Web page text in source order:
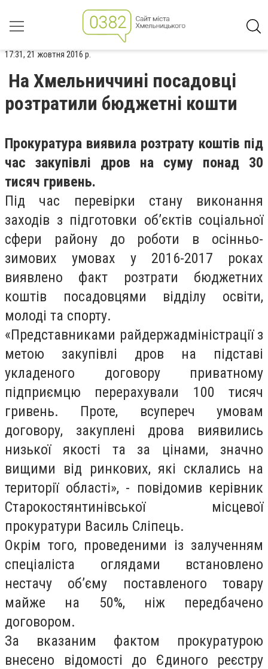
17:31, 21 жовтня 2016 р.
На Хмельниччині посадовці
розтратили бюджетні кошти
Прокуратура виявила розтрату коштів під
час закупівлі дров на суму понад 30
тисяч гривень.
Під час перевірки стану виконання
заходів з підготовки об’єктів соціальної
сфери району до роботи в осінньо-
зимових умовах у 2016-2017 роках
виявлено факт розтрати бюджетних
коштів посадовцями відділу освіти,
молоді та спорту.
«Представниками райдержадміністрації з
метою закупівлі дров на підставі
укладеного договору приватному
підприємцю перерахували 100 тисяч
гривень. Проте, всупереч умовам
договору, закуплені дрова виявились
низької якості та за цінами, значно
вищими від ринкових, які склались на
території області», - повідомив керівник
Старокостянтинівської місцевої
прокуратури Василь Сліпець.
Окрім того, проведеними із залученням
спеціаліста оглядами встановлено
нестачу об’єму поставленого товару
майже на 50%, ніж передбачено
договором.
За вказаним фактом прокуратурою
внесено відомості до Єдиного реєстру